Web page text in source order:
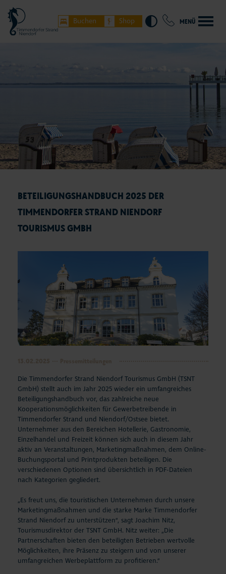
Buchen Shop MENÜ
BETEILIGUNGSHANDBUCH 2025 DER
TIMMENDORFER STRAND NIENDORF
TOURISMUS GMBH
Die Timmendorfer Strand Niendorf Tourismus GmbH (TSNT
GmbH) stellt auch im Jahr 2025 wieder ein umfangreiches
Beteiligungshandbuch vor, das zahlreiche neue
Kooperationsmöglichkeiten für Gewerbetreibende in
Timmendorfer Strand und Niendorf/Ostsee bietet.
Unternehmer aus den Bereichen Hotellerie, Gastronomie,
Einzelhandel und Freizeit können sich auch in diesem Jahr
aktiv an Veranstaltungen, Marketingmaßnahmen, dem Online-
Buchungsportal und Printprodukten beteiligen. Die
verschiedenen Optionen sind übersichtlich in PDF-Dateien
nach Kategorien gegliedert.
„Es freut uns, die touristischen Unternehmen durch unsere
Marketingmaßnahmen und die starke Marke Timmendorfer
Strand Niendorf zu unterstützen“, sagt Joachim Nitz,
Tourismusdirektor der TSNT GmbH. Nitz weiter: „Die
Partnerschaften bieten den beteiligten Betrieben wertvolle
Möglichkeiten, ihre Präsenz zu steigern und von unserer
umfangreichen Werbeplattform zu profitieren.“